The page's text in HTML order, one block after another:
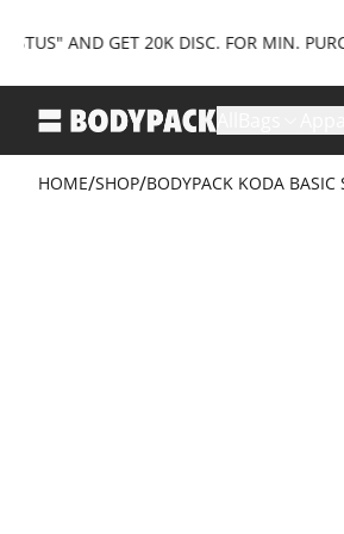
AND GET 20K DISC. FOR MIN.
HOME/SHOP/BODYPACK KODA